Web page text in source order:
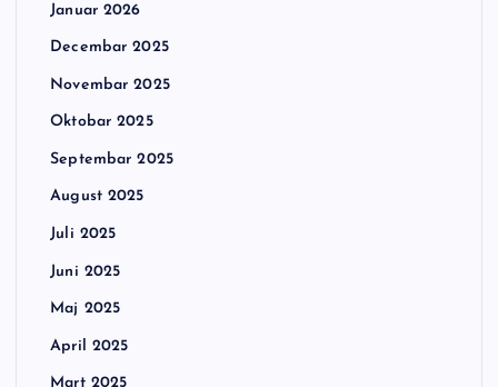
Januar 2026
Decembar 2025
Novembar 2025
Oktobar 2025
Septembar 2025
August 2025
Juli 2025
Juni 2025
Maj 2025
April 2025
Mart 2025